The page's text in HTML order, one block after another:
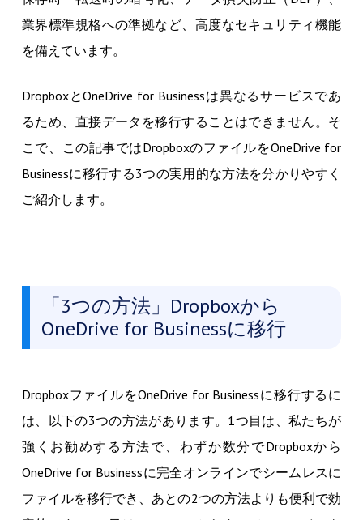
業界標準規格への準拠など、高度なセキュリティ機能
を備えています。
DropboxとOneDrive for Businessは異なるサービスであ
るため、直接データを移行することはできません。そ
こで、この記事ではDropboxのファイルをOneDrive for
Businessに移行する3つの実用的な方法を分かりやすく
ご紹介します。
「3つの方法」Dropboxから
OneDrive for Businessに移行
DropboxファイルをOneDrive for Businessに移行するに
は、以下の3つの方法があります。1つ目は、私たちが
強くお勧めする方法で、わずか数分でDropboxから
OneDrive for Businessに完全オンラインでシームレスに
ファイルを移行でき、あとの2つの方法よりも便利で効